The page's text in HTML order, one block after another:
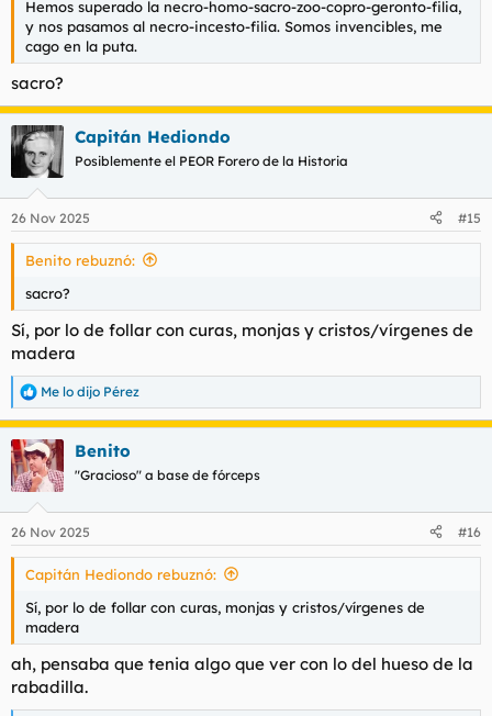
Hemos superado la necro-homo-sacro-zoo-copro-geronto-filia,
y nos pasamos al necro-incesto-filia. Somos invencibles, me
cago en la puta.
sacro?
Capitán Hediondo
Posiblemente el PEOR Forero de la Historia
26 Nov 2025 #15
Benito rebuznó:
sacro?
Sí, por lo de follar con curas, monjas y cristos/vírgenes de
madera
R
e
a
c
c
i
e
s
Me lo dijo Pérez
Benito
"Gracioso" a base de fórceps
26 Nov 2025 #16
Capitán Hediondo rebuznó:
Sí, por lo de follar con curas, monjas y cristos/vírgenes de
madera
ah, pensaba que tenia algo que ver con lo del hueso de la
rabadilla.